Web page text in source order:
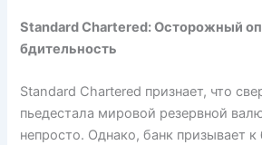
Standard Chartered: Осторожный
бдительность
Standard Chartered признает, что
пьедестала мировой резервной
непросто. Однако, банк призывает к